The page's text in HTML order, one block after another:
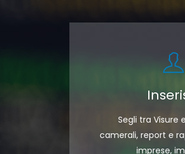
Segli tra Visure
camerali, report e
imprese,